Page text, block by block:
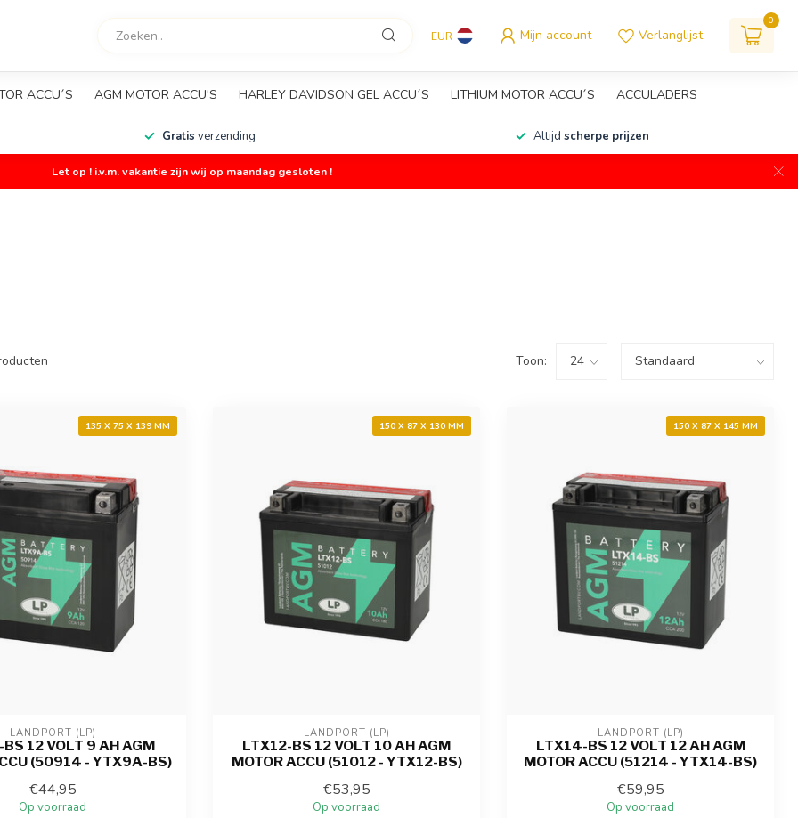
EUR Mijn account Verlanglijst
0
ACCU´S AGM MOTOR ACCU'S HARLEY DAVIDSON GEL ACCU´S LITHIUM MOTOR ACCU´S ACCULADERS
Gratis verzending Altijd scherpe prijzen
Let op ! i.v.m. vakantie zijn wij op maandag gesloten !
Toon:
135 X 75 X 139 MM
LANDPORT (LP)
12 VOLT 9 AH AGM
(50914 - YTX9A-BS)
€44,95
Op voorraad
150 X 87 X 130 MM
LANDPORT (LP)
LTX12-BS 12 VOLT 10 AH AGM
MOTOR ACCU (51012 - YTX12-BS)
€53,95
Op voorraad
150 X 87 X 145 MM
LANDPORT (LP)
LTX14-BS 12 VOLT 12 AH AGM
MOTOR ACCU (51214 - YTX14-BS)
€59,95
Op voorraad